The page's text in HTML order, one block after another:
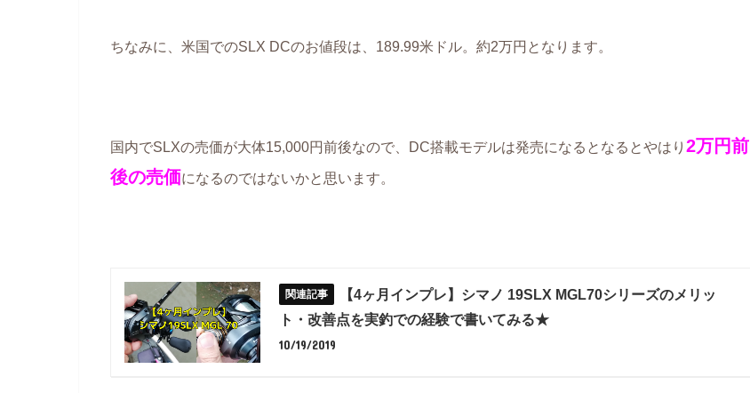
ちなみに、米国でのSLX DCのお値段は、189.99米ドル。約2万円となります。
国内でSLXの売価が大体15,000円前後なので、DC搭載モデルは発売になるとなるとやはり 2万円前
後の売価になるのではないかと思います。
【4ヶ月インプレ】シマノ 19SLX MGL70シリーズのメリッ
ト・改善点を実釣での経験で書いてみる★
10/19/2019